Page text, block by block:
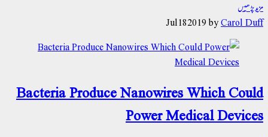
مزید پڑھیں
Jul182019 byCarol Duff
Bacteria Produce Nanowires Which Could
Power Medical Devices